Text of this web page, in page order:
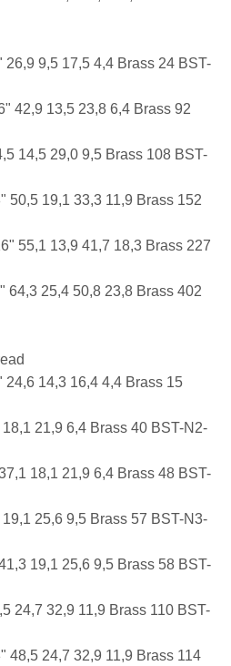
9,5 17,5 4,4 Brass 24 BST-
42,9 13,5 23,8 6,4 Brass 92
14,5 29,0 9,5 Brass 108 BST-
50,5 19,1 33,3 11,9 Brass 152
55,1 13,9 41,7 18,3 Brass 227
64,3 25,4 50,8 23,8 Brass 402
14,3 16,4 4,4 Brass 15
21,9 6,4 Brass 40 BST-N2-
18,1 21,9 6,4 Brass 48 BST-
25,6 9,5 Brass 57 BST-N3-
19,1 25,6 9,5 Brass 58 BST-
24,7 32,9 11,9 Brass 110 BST-
48,5 24,7 32,9 11,9 Brass 114